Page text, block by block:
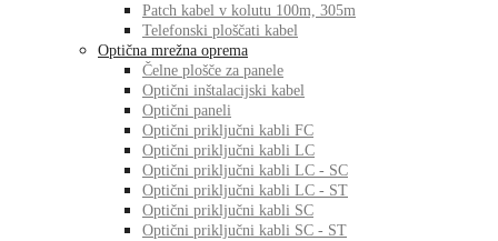
Patch kabel v kolutu 100m, 305m
Telefonski ploščati kabel
Optična mrežna oprema
Čelne plošče za panele
Optični inštalacijski kabel
Optični paneli
Optični priključni kabli FC
Optični priključni kabli LC
Optični priključni kabli LC - SC
Optični priključni kabli LC - ST
Optični priključni kabli SC
Optični priključni kabli SC - ST